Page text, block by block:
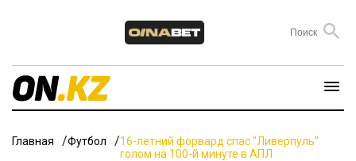
Главная Футбол
16-летний форвард спас "Ливерпуль"
голом на 100-й минуте в АПЛ